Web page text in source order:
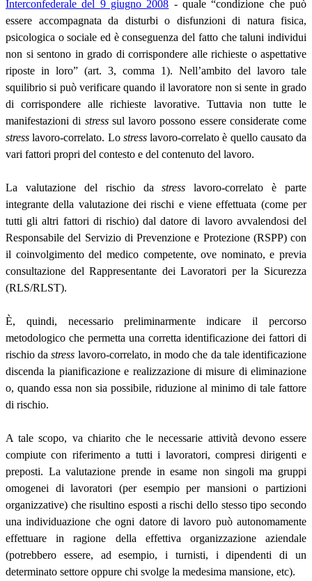
Interconfederale del 9 giugno 2008 - quale “condizione che può
essere accompagnata da disturbi o disfunzioni di natura fisica,
psicologica o sociale ed è conseguenza del fatto che taluni individui
non si sentono in grado di corrispondere alle richieste o aspettative
riposte in loro” (art. 3, comma 1). Nell’ambito del lavoro tale
squilibrio si può verificare quando il lavoratore non si sente in grado
di corrispondere alle richieste lavorative. Tuttavia non tutte le
manifestazioni di stresssul lavoro possono essere considerate come
stress lavoro-correlato. Lo stresslavoro-correlato è quello causato da
vari fattori propri del contesto e del contenuto del lavoro.
La valutazione del rischio dastress lavoro-correlato è parte
integrante della valutazione dei rischi e viene effettuata (come per
tutti gli altri fattori di rischio) dal datore di lavoro avvalendosi del
Responsabile del Servizio di Prevenzione e Protezione (RSPP) con
il coinvolgimento del medico competente, ove nominato, e previa
consultazione del Rappresentante dei Lavoratori per la Sicurezza
(RLS/RLST).
È, quindi, necessario preliminarmente indicare il percorso
metodologico che permetta una corretta identificazione dei fattori di
rischio dastress lavoro-correlato, in modo che da tale identificazione
discenda la pianificazione e realizzazione di misure di eliminazione
o, quando essa non sia possibile, riduzione al minimo di tale fattore
di rischio.
A tale scopo, va chiarito che le necessarie attività devono essere
compiute con riferimento a tutti i lavoratori, compresi dirigenti e
preposti. La valutazione prende in esame non singoli ma gruppi
omogenei di lavoratori (per esempio per mansioni o partizioni
organizzative) che risultino esposti a rischi dello stesso tipo secondo
una individuazione che ogni datore di lavoro può autonomamente
effettuare in ragione della effettiva organizzazione aziendale
(potrebbero essere, ad esempio, i turnisti, i dipendenti di un
determinato settore oppure chi svolge la medesima mansione, etc).